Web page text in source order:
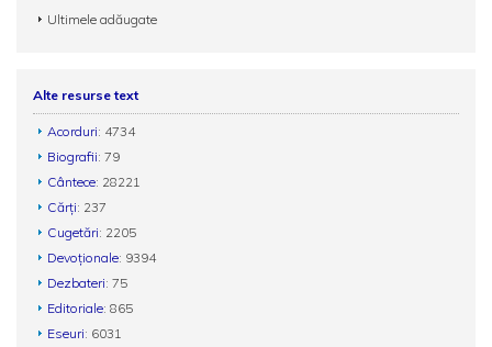
Ultimele adăugate
Alte resurse text
Acorduri: 4734
Biografii: 79
Cântece: 28221
Cărți: 237
Cugetări: 2205
Devoționale: 9394
Dezbateri: 75
Editoriale: 865
Eseuri: 6031